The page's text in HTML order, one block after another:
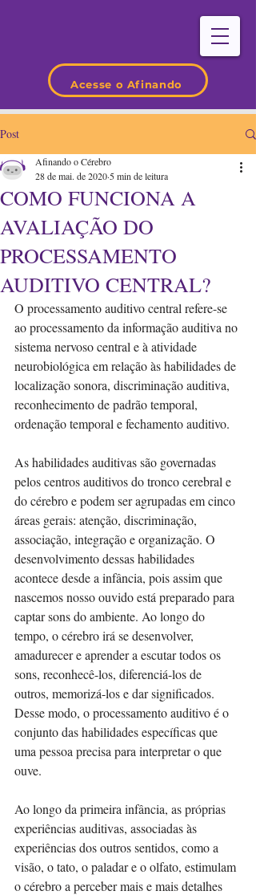
Acesse o Afinando
Post
COMO FUNCIONA A
AVALIAÇÃO DO
PROCESSAMENTO
AUDITIVO CENTRAL?
Afinando o Cérebro
28 de mai. de 2020 5 min de leitura
O processamento auditivo central refere-se
ao processamento da informação auditiva no
sistema nervoso central e à atividade
neurobiológica em relação às habilidades de
localização sonora, discriminação auditiva,
reconhecimento de padrão temporal,
ordenação temporal e fechamento auditivo.
As habilidades auditivas são governadas
pelos centros auditivos do tronco cerebral e
do cérebro e podem ser agrupadas em cinco
áreas gerais: atenção, discriminação,
associação, integração e organização. O
desenvolvimento dessas habilidades
acontece desde a infância, pois assim que
nascemos nosso ouvido está preparado para
captar sons do ambiente. Ao longo do
tempo, o cérebro irá se desenvolver,
amadurecer e aprender a escutar todos os
sons, reconhecê-los, diferenciá-los de
outros, memorizá-los e dar significados.
Desse modo, o processamento auditivo é o
conjunto das habilidades específicas que
uma pessoa precisa para interpretar o que
ouve.
Ao longo da primeira infância, as próprias
experiências auditivas, associadas às
experiências dos outros sentidos, como a
visão, o tato, o paladar e o olfato, estimulam
o cérebro a perceber mais e mais detalhes